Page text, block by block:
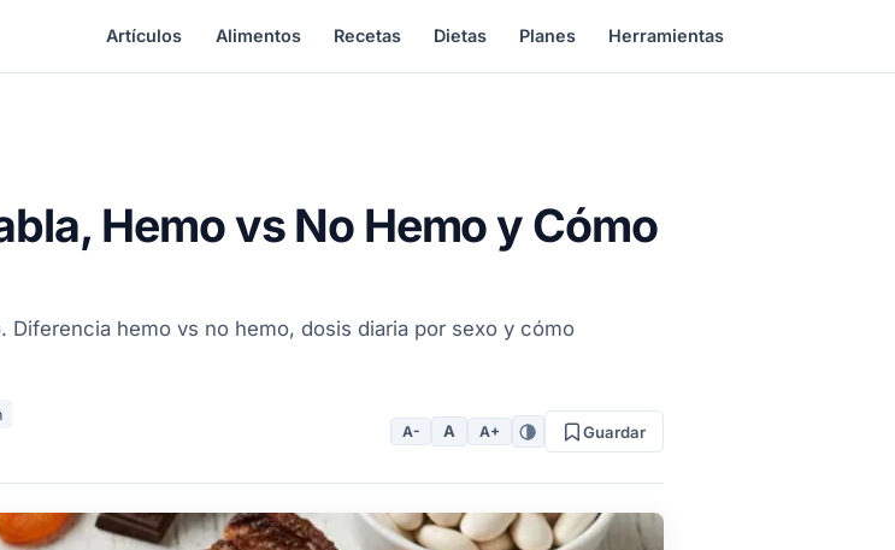
Artículos Alimentos Recetas Dietas Planes Herramientas
Hemo vs No Hemo y Cómo
Diferencia hemo vs no hemo, dosis diaria por sexo y cómo
A- A A+ Guardar